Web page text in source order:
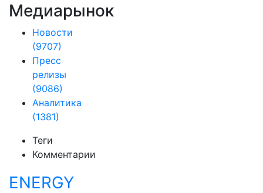
Медиарынок
Новости
(9707)
Пресс
релизы
(9086)
Аналитика
(1381)
Теги
Комментарии
ENERGY